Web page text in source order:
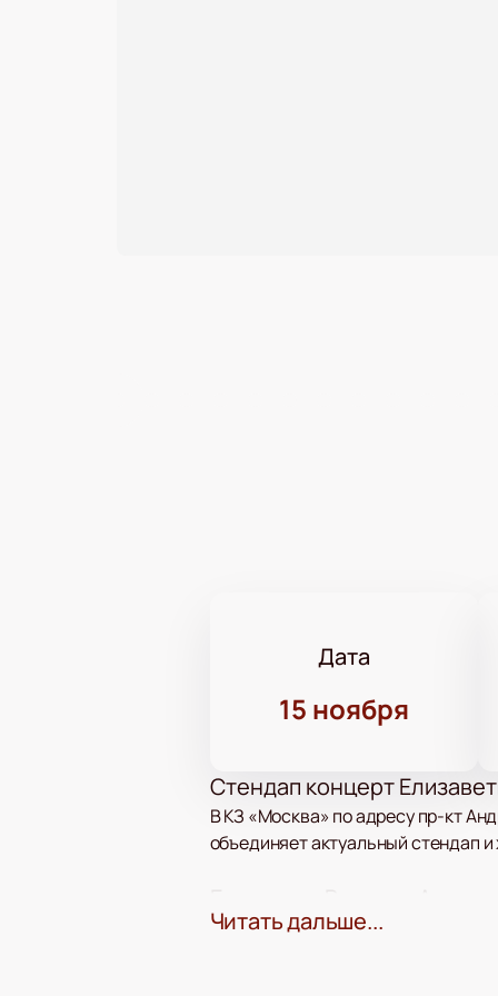
Дата
15 ноября
Стендап концерт
В КЗ «Москва» по адресу пр-кт
объединяет актуальный стендап
Елизавета Варвара Аранова —
Читать дальше...